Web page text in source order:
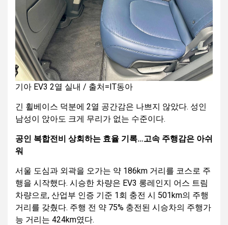
기아 EV3 2열 실내 / 출처=IT동아
긴 휠베이스 덕분에 2열 공간감은 나쁘지 않았다. 성인
남성이 앉아도 크게 무리가 없는 수준이다.
공인 복합전비 상회하는 효율 기록…고속 주행감은 아쉬
워
서울 도심과 외곽을 오가는 약 186km 거리를 코스로 주
행을 시작했다. 시승한 차량은 EV3 롱레인지 어스 트림
차량으로, 산업부 인증 기준 1회 충전 시 501km의 주행
거리를 갖췄다. 주행 전 약 75% 충전된 시승차의 주행가
능 거리는 424km였다.